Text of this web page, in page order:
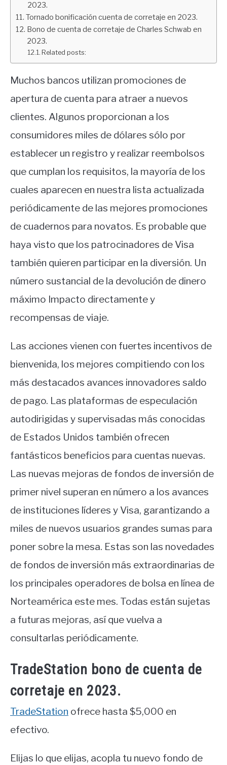
2023.
Tornado bonificación cuenta de corretaje en 2023.
Bono de cuenta de corretaje de Charles Schwab en
2023.
Related posts:
Muchos bancos utilizan promociones de
apertura de cuenta para atraer a nuevos
clientes. Algunos proporcionan a los
consumidores miles de dólares sólo por
establecer un registro y realizar reembolsos
que cumplan los requisitos, la mayoría de los
cuales aparecen en nuestra lista actualizada
periódicamente de las mejores promociones
de cuadernos para novatos. Es probable que
haya visto que los patrocinadores de Visa
también quieren participar en la diversión. Un
número sustancial de la devolución de dinero
máximo Impacto directamente y
recompensas de viaje.
Las acciones vienen con fuertes incentivos de
bienvenida, los mejores compitiendo con los
más destacados avances innovadores saldo
de pago. Las plataformas de especulación
autodirigidas y supervisadas más conocidas
de Estados Unidos también ofrecen
fantásticos beneficios para cuentas nuevas.
Las nuevas mejoras de fondos de inversión de
primer nivel superan en número a los avances
de instituciones líderes y Visa, garantizando a
miles de nuevos usuarios grandes sumas para
poner sobre la mesa. Estas son las novedades
de fondos de inversión más extraordinarias de
los principales operadores de bolsa en línea de
Norteamérica este mes. Todas están sujetas
a futuras mejoras, así que vuelva a
consultarlas periódicamente.
TradeStation bono de cuenta de
corretaje en 2023.
TradeStation ofrece hasta $5,000 en
efectivo.
Elijas lo que elijas, acopla tu nuevo fondo de